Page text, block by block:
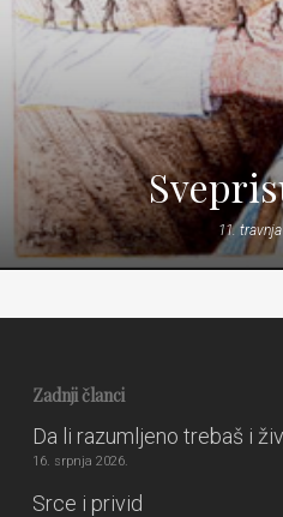
11. travnja
Zadnji članci
Da li razumljeno trebaš i
16. srpnja 2026.
Srce i privid